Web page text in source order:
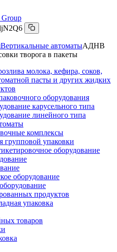
Вертикальные автоматыАДНВ
творога в пакеты
молока, кефира, соков,
пасты и других жидких
оборудования
карусельного типа
линейного типа
комплексы
групповой упаковки
оборудование
оборудование
продуктов
упаковка
товаров